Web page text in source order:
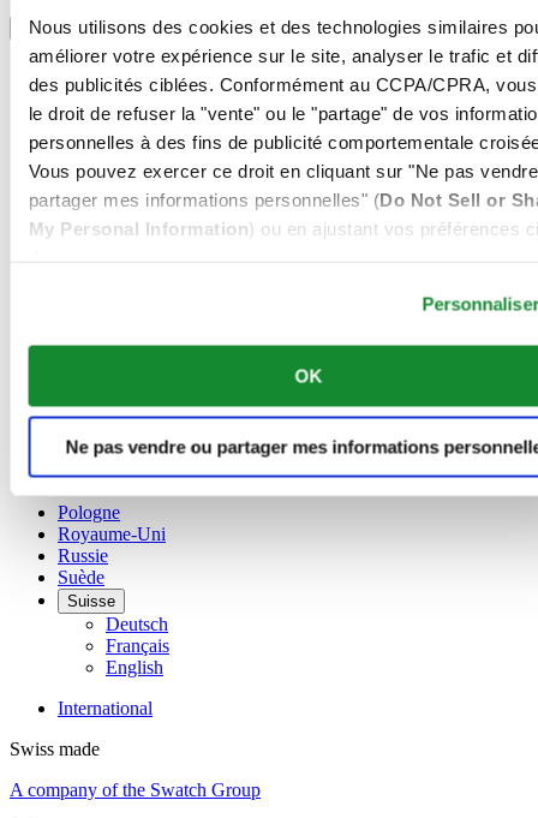
Nous utilisons des cookies et des technologies similaires
améliorer votre expérience sur le site, analyser le trafic et
des publicités ciblées. Conformément au CCPA/CPRA,
le droit de refuser la "vente" ou le "partage" de vos
personnelles à des fins de publicité comportementale
Vous pouvez exercer ce droit en cliquant sur "Ne pas
partager mes informations personnelles" (Do Not Sell or
My Personal Information) ou en ajustant vos préférences
OK
Ne pas vendre ou partager mes informations
Sélecteur de langue
Autriche
Belgique
Dutch
Chine
English
简体中文
English
Norvège
Pays-Bas
Pologne
Royaume-Uni
Russie
Suède
Suisse
Deutsch
Français
English
International
Swiss made
A company of the Swatch Group